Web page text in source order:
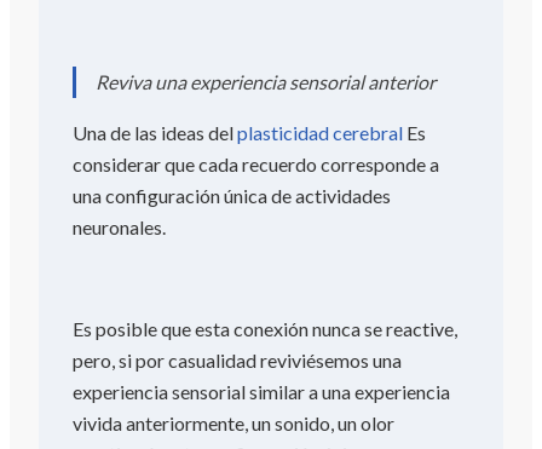
Reviva una experiencia sensorial anterior
Una de las ideas delplasticidad cerebral Es
considerar que cada recuerdo corresponde a
una configuración única de actividades
neuronales.
Es posible que esta conexión nunca se reactive,
pero, si por casualidad reviviésemos una
experiencia sensorial similar a una experiencia
vivida anteriormente, un sonido, un olor